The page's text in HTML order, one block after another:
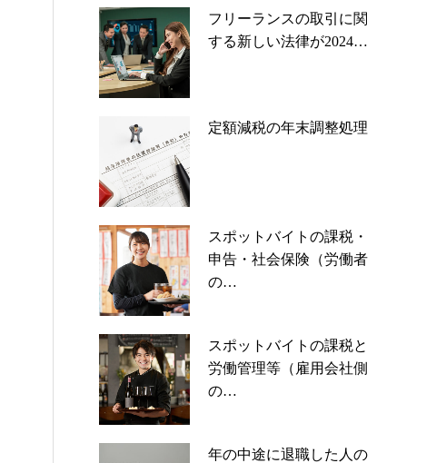
フリーランスの取引に関
する新しい法律が2024…
定額減税の年末調整処理
スポットバイトの課税・
申告・社会保険（労働者
の…
スポットバイトの課税と
労働管理等（雇用会社側
の…
年の中途に退職した人の